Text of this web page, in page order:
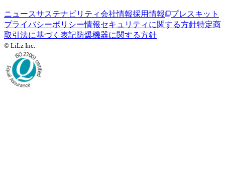
ニュースサステナビリティ会社情報採用情報
プレスキット
プライバシーポリシー情報セキュリティに関する方針特定商
取引法に基づく表記防爆機器に関する方針
© LiLz Inc.